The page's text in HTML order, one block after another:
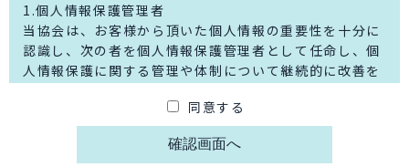
1.個人情報保護管理者
当協会は、お客様から頂いた個人情報の重要性を十分に
認識し、次の者を個人情報保護管理者として任命し、個
人情報保護に関する管理や体制について継続的に改善を
一般社団法人電気通信協会 個人情報保護管理者 総務
〒101-0003 東京都千代田区一ツ橋2-1-1 如水会ビ
同意する